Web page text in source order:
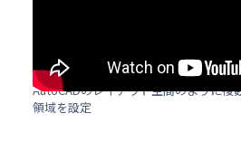
AutoCADのレイアウト空間のように複
領域を設定